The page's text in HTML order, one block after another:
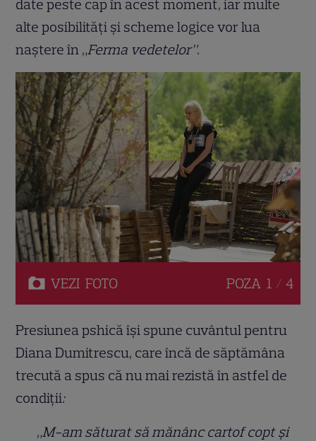
date peste cap în acest moment, iar multe
alte posibilități și scheme logice vor lua
naștere în „Ferma vedetelor”.
VEZI FOTO POZA 1 / 4
Presiunea pshică își spune cuvântul pentru
Diana Dumitrescu, care încă de săptămâna
trecută a spus că nu mai rezistă în astfel de
condiții:
„M-am săturat să mănânc cartof copt și